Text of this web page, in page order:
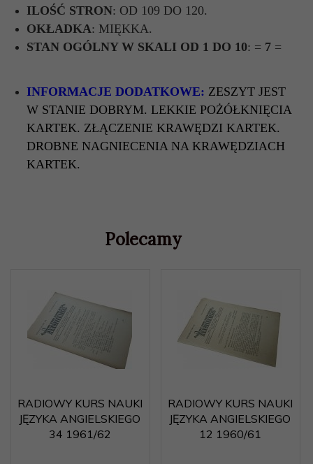
ILOŚĆ STRON: OD 109 DO 120.
OKŁADKA: MIĘKKA.
STAN OGÓLNY W SKALI OD 1 DO 10: = 7 =
INFORMACJE DODATKOWE: ZESZYT JEST
W STANIE DOBRYM. LEKKIE POŻÓŁKNIĘCIA
KARTEK. ZŁĄCZENIE KRAWĘDZI KARTEK.
DROBNE NAGNIECENIA NA KRAWĘDZIACH
KARTEK.
Polecamy
RADIOWY KURS NAUKI
JĘZYKA ANGIELSKIEGO
34 1961/62
RADIOWY KURS NAUKI
JĘZYKA ANGIELSKIEGO
12 1960/61